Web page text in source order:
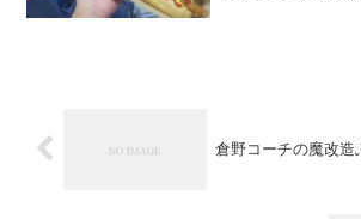
倉野コーチの魔改造